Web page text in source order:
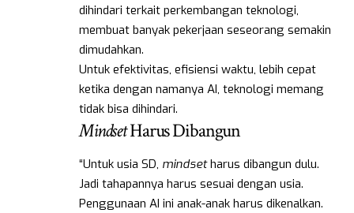
dihindari terkait perkembangan teknologi,
membuat banyak pekerjaan seseorang semakin
dimudahkan.
Untuk efektivitas, efisiensi waktu, lebih cepat
ketika dengan namanya AI, teknologi memang
tidak bisa dihindari.
MindsetHarus Dibangun
“Untuk usia SD, mindsetharus dibangun dulu.
Jadi tahapannya harus sesuai dengan usia.
Penggunaan AI ini anak-anak harus dikenalkan.